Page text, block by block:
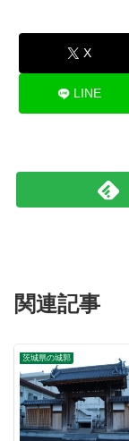
X
LINE
関連記事
茨城県の城郭